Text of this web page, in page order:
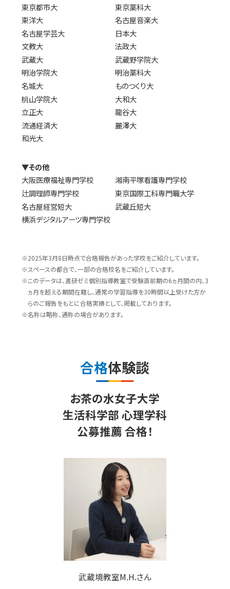
東京都市大
東京薬科大
東洋大
名古屋音楽大
名古屋学芸大
日本大
文教大
法政大
武蔵大
武蔵野学院大
明治学院大
明治薬科大
名城大
ものつくり大
桃山学院大
大和大
立正大
龍谷大
流通経済大
麗澤大
和光大
▼その他
大阪医療福祉専門学校
湘南平塚看護専門学校
辻調理師専門学校
東京国際工科専門職大学
名古屋経営短大
武蔵丘短大
横浜デジタルアーツ専門学校
※2025年3月8日時点で合格報告があった学校をご紹介しています。
※スペースの都合で、一部の合格校名をご紹介しています。
※このデータは、進研ゼミ個別指導教室で受験直前期の6ヵ月間の内、3
ヵ月を超える期間在籍し、通常の学習指導を30時間以上受けた方か
らのご報告をもとに合格実績として、掲載しております。
※名称は略称、通称の場合があります。
合格体験談
お茶の水女子大学
生活科学部 心理学科
公募推薦 合格！
武蔵境教室M.H.さん